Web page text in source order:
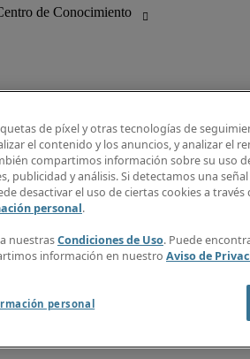
Guía Salarial
Centro de Conocimiento
Recibe nuestra newsletter
de píxel y otras tecnologías de
el contenido y los anuncios, y analizar el
compartimos información sobre su uso
publicidad y análisis. Si detectamos una
desactivar el uso de ciertas cookies a través
personal.
nuestrasCondiciones de Uso. Puede
información en nuestro Aviso de
personal